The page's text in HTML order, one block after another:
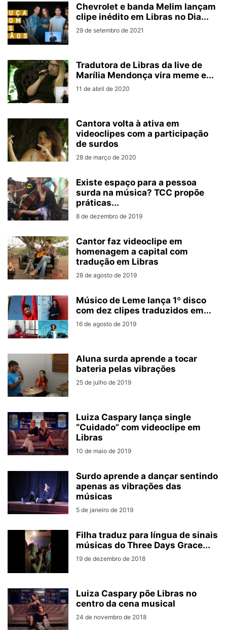
Chevrolet e banda Melim lançam
clipe inédito em Libras no Dia...
29 de setembro de 2021
Tradutora de Libras da live de
Marília Mendonça vira meme e...
11 de abril de 2020
Cantora volta à ativa em
videoclipes com a participação
de surdos
28 de março de 2020
Existe espaço para a pessoa
surda na música? TCC propõe
práticas...
8 de dezembro de 2019
Cantor faz videoclipe em
homenagem a capital com
tradução em Libras
28 de agosto de 2019
Músico de Leme lança 1º disco
com dez clipes traduzidos em...
16 de agosto de 2019
Aluna surda aprende a tocar
bateria pelas vibrações
25 de julho de 2019
Luiza Caspary lança single
“Cuidado” com videoclipe em
Libras
10 de maio de 2019
Surdo aprende a dançar sentindo
apenas as vibrações das
músicas
5 de janeiro de 2019
Filha traduz para língua de sinais
músicas do Three Days Grace...
19 de dezembro de 2018
Luiza Caspary põe Libras no
centro da cena musical
24 de novembro de 2018